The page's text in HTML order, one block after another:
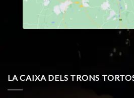
LA CAIXA DELS TRONS